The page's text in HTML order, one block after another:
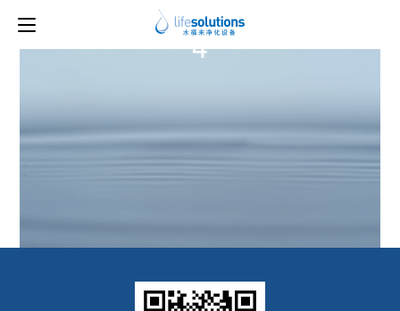
上一图片
4